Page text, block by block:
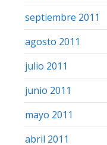
septiembre 2011
agosto 2011
julio 2011
junio 2011
mayo 2011
abril 2011